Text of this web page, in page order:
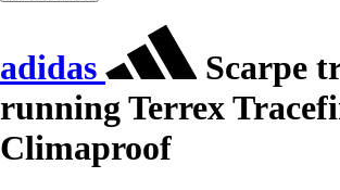
adidas
Scarpe
running Terrex
Climaproof